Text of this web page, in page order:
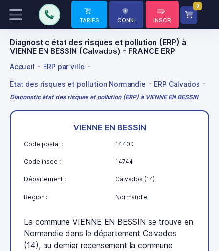
TARIFS CONN. INSCR
0
Diagnostic état des risques et pollution (ERP) à
VIENNE EN BESSIN (Calvados) - FRANCE ERP
Accueil ERP par ville
Etat des risques et pollution Normandie ERP Calvados
Diagnostic état des risques et pollution (ERP) à VIENNE EN BESSIN
VIENNE EN BESSIN
Code postal : 14400
Code insee : 14744
Département : Calvados (14)
Region : Normandie
La commune VIENNE EN BESSIN se trouve en
Normandie dans le département Calvados
(14), au dernier recensement la commune